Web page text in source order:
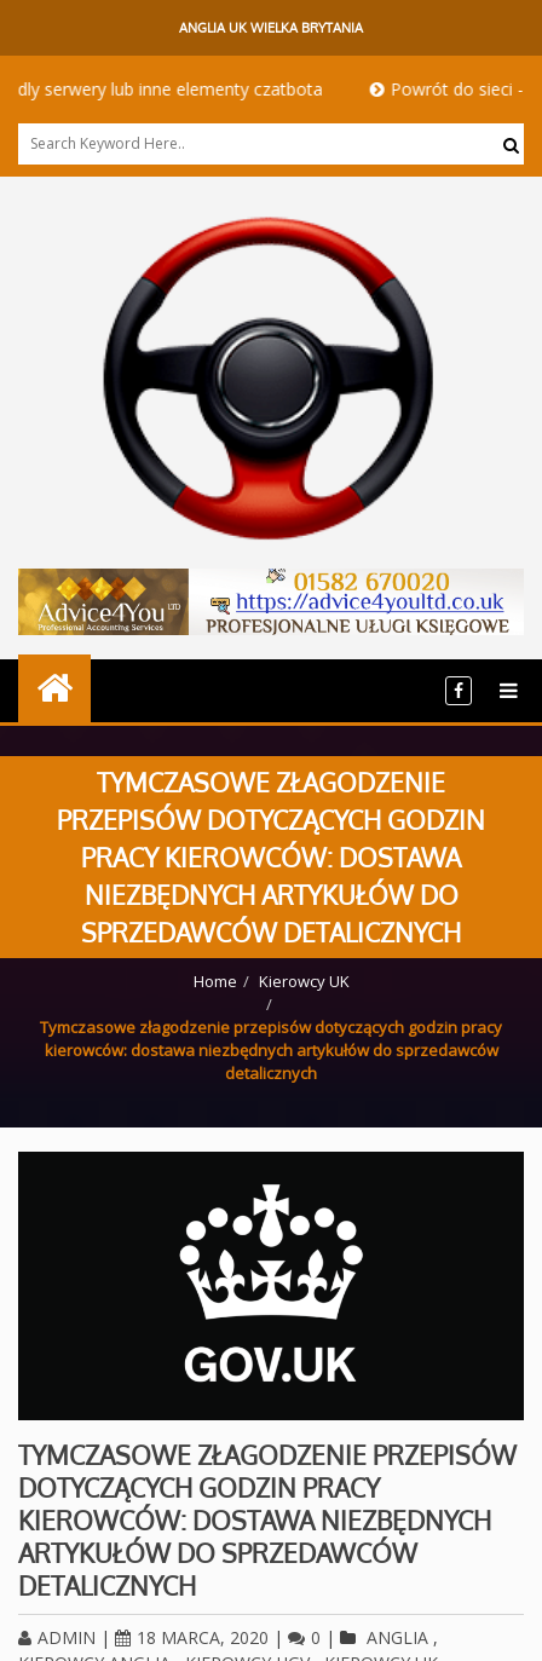
ANGLIA UK WIELKA BRYTANIA
lub inne elementy czatbota Powrót do sieci -
TYMCZASOWE ZŁAGODZENIE
PRZEPISÓW DOTYCZĄCYCH GODZIN
PRACY KIEROWCÓW: DOSTAWA
NIEZBĘDNYCH ARTYKUŁÓW DO
SPRZEDAWCÓW DETALICZNYCH
Home Kierowcy UK
Tymczasowe złagodzenie przepisów dotyczących godzin pracy
kierowców: dostawa niezbędnych artykułów do sprzedawców
detalicznych
TYMCZASOWE ZŁAGODZENIE PRZEPISÓW
DOTYCZĄCYCH GODZIN PRACY
KIEROWCÓW: DOSTAWA NIEZBĘDNYCH
ARTYKUŁÓW DO SPRZEDAWCÓW
DETALICZNYCH
ADMIN | 18 MARCA, 2020 | 0 | ANGLIA ,